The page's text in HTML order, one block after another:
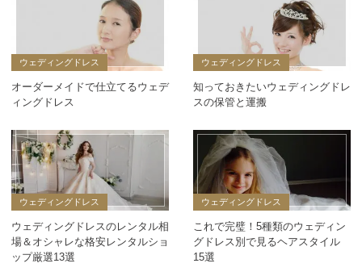
ウェディングドレス
オーダーメイドで仕立てるウェデ
ィングドレス
ウェディングドレス
知っておきたいウェディングドレ
スの保管と運搬
ウェディングドレス
ウェディングドレスのレンタル相
場＆オシャレな格安レンタルショ
ップ厳選13選
ウェディングドレス
これで完璧！5種類のウェディン
グドレス別で見るヘアスタイル
15選